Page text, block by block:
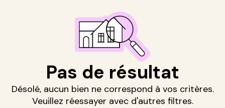
Pas de résultat
Désolé, aucun bien ne correspond à vos critères.
Veuillez réessayer avec d'autres filtres.